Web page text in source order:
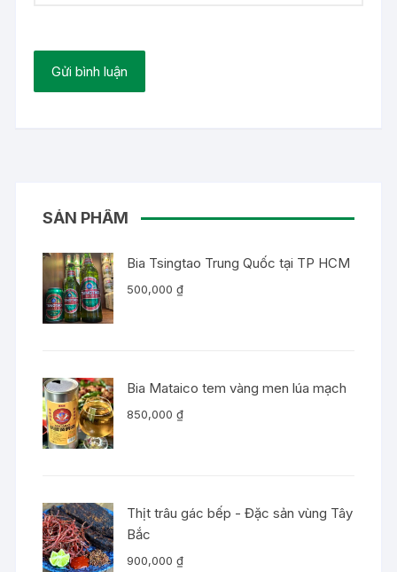
SẢN PHẨM
Bia Tsingtao Trung Quốc tại TP HCM
500,000₫
Bia Mataico tem vàng men lúa mạch
850,000₫
Thịt trâu gác bếp - Đặc sản vùng Tây
Bắc
900,000₫